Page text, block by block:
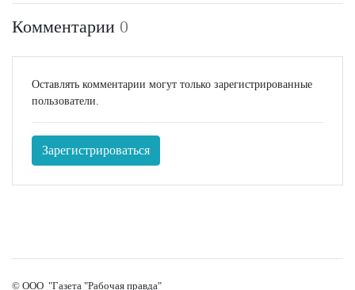
Комментарии 0
Оставлять комментарии могут только зарегистрированные
пользователи.
Зарегистрироваться
© ООО "Газета "Рабочая правда"